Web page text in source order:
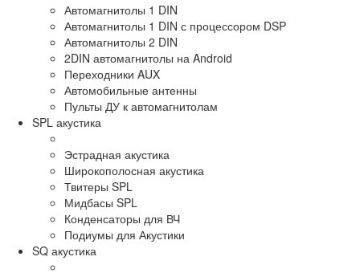
Автомагнитолы 1 DIN
Автомагнитолы 1 DIN с процессором DSP
Автомагнитолы 2 DIN
2DIN автомагнитолы на Android
Переходники AUX
Автомобильные антенны
Пульты ДУ к автомагнитолам
SPL акустика
Эстрадная акустика
Широкополосная акустика
Твитеры SPL
Мидбасы SPL
Конденсаторы для ВЧ
Подиумы для Акустики
SQ акустика